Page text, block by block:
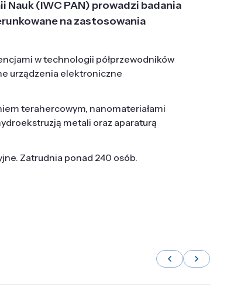
(IWC PAN) prowadzi badania
na zastosowania
w technologii półprzewodników
urządzenia elektroniczne
terahercowym, nanomateriałami
metali oraz aparaturą
Zatrudnia ponad 240 osób.